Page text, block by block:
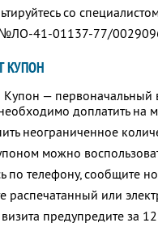
со
41-01137-77/
КУПОН
Купон — первоначальный
доплатить на
неограниченное
можно
по телефону, сообщите
распечатанный или
предупредите за